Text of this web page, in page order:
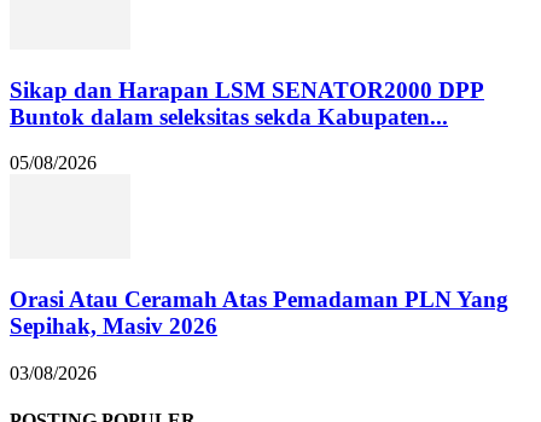
Sikap dan Harapan LSM SENATOR2000 DPP
Buntok dalam seleksitas sekda Kabupaten...
05/08/2026
Orasi Atau Ceramah Atas Pemadaman PLN Yang
Sepihak, Masiv 2026
03/08/2026